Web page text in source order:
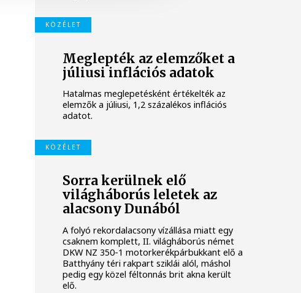
KÖZÉLET
Meglepték az elemzőket a
júliusi inflációs adatok
Hatalmas meglepetésként értékelték az
elemzők a júliusi, 1,2 százalékos inflációs
adatot.
KÖZÉLET
Sorra kerülnek elő
világháborús leletek az
alacsony Dunából
A folyó rekordalacsony vízállása miatt egy
csaknem komplett, II. világháborús német
DKW NZ 350-1 motorkerékpárbukkant elő a
Batthyány téri rakpart sziklái alól, máshol
pedig egy közel féltonnás brit akna került
elő.